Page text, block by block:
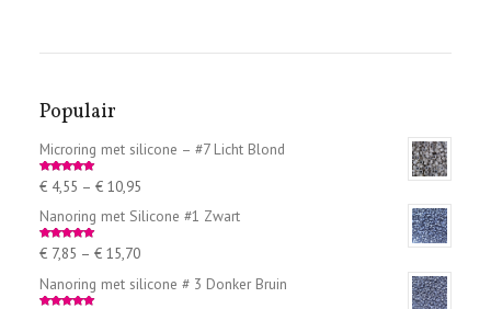
Populair
Microring met silicone – #7 Licht Blond
Rated5.00
out of 5
€4,55 – €10,95
Nanoring met Silicone #1 Zwart
Rated5.00
out of 5
€7,85 – €15,70
Nanoring met silicone # 3 Donker Bruin